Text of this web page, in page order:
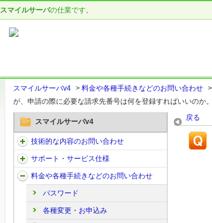
スマイルサーバの仕業です。
スマイルサーバv4 > 料金や各種手続きなどのお問い合わせ >
が、申請の際に必要な請求先番号は何を登録すればいいのか。
スマイルサーバv4
技術的な内容のお問い合わせ
サポート・サービス仕様
料金や各種手続きなどのお問い合わせ
パスワード
各種変更・お申込み
戻る